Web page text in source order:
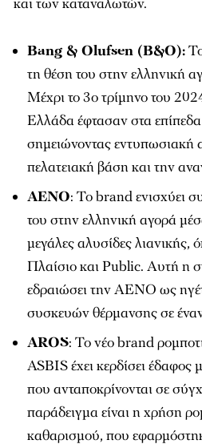
και των καταναλωτών.
Bang & Olufsen (B&O):
τη θέση του στην ελληνική
Μέχρι το 3ο τρίμηνο του
Ελλάδα έφτασαν στα
σημειώνοντας εντυπωσιακή
πελατειακή βάση και την
AENO: Το brand ενισχύει
του στην ελληνική αγορά
μεγάλες αλυσίδες
Πλαίσιο και Public. Αυτή η
εδραιώσει την AENO ως
συσκευών θέρμανσης σε
AROS: Το νέο brand
ASBIS έχει κερδίσει έδαφος
που ανταποκρίνονται σε
παράδειγμα είναι η χρήση
καθαρισμού, που